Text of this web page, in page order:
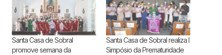
Santa Casa de Sobral
promove semana da
Santa Casa de Sobral realiza I
Simpósio da Prematuridade